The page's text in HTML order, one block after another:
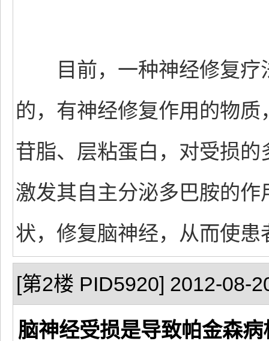
目前，一种神经修复疗
的，有神经修复作用的物
苷脂、层粘蛋白，对受损
激发其自主分泌多巴胺的
状，修复脑神经，从而使
[第2楼 PID5920] 2012-08-
脑神经受损是导致帕金森